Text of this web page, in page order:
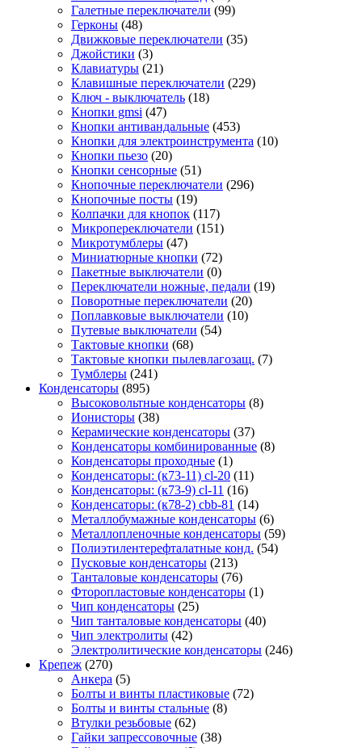
Галетные переключатели (99)
Герконы (48)
Движковые переключатели (35)
Джойстики (3)
Клавиатуры (21)
Клавишные переключатели (229)
Ключ - выключатель (18)
Кнопки gmsi (47)
Кнопки антивандальные (453)
Кнопки для электроинструмента (10)
Кнопки пьезо (20)
Кнопки сенсорные (51)
Кнопочные переключатели (296)
Кнопочные посты (19)
Колпачки для кнопок (117)
Микропереключатели (151)
Микротумблеры (47)
Миниатюрные кнопки (72)
Пакетные выключатели (0)
Переключатели ножные, педали (19)
Поворотные переключатели (20)
Поплавковые выключатели (10)
Путевые выключатели (54)
Тактовые кнопки (68)
Тактовые кнопки пылевлагозащ. (7)
Тумблеры (241)
Конденсаторы (895)
Высоковольтные конденсаторы (8)
Ионисторы (38)
Керамические конденсаторы (37)
Конденсаторы комбинированные (8)
Конденсаторы проходные (1)
Конденсаторы: (к73-11) cl-20 (11)
Конденсаторы: (к73-9) cl-11 (16)
Конденсаторы: (к78-2) cbb-81 (14)
Металлобумажные конденсаторы (6)
Металлопленочные конденсаторы (59)
Полиэтилентерефталатные конд. (54)
Пусковые конденсаторы (213)
Танталовые конденсаторы (76)
Фторопластовые конденсаторы (1)
Чип конденсаторы (25)
Чип танталовые конденсаторы (40)
Чип электролиты (42)
Электролитические конденсаторы (246)
Крепеж (270)
Анкера (5)
Болты и винты пластиковые (72)
Болты и винты стальные (8)
Втулки резьбовые (62)
Гайки запрессовочные (38)